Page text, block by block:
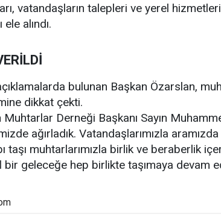
vatandaşların talepleri ve yerel
alındı.
bulunan Başkan Özarslan,
dikkat çekti.
Derneği Başkanı Sayın
ağırladık. Vatandaşlarımızla
taşı muhtarlarımızla birlik ve beraberlik
bir geleceğe hep birlikte taşımaya devam